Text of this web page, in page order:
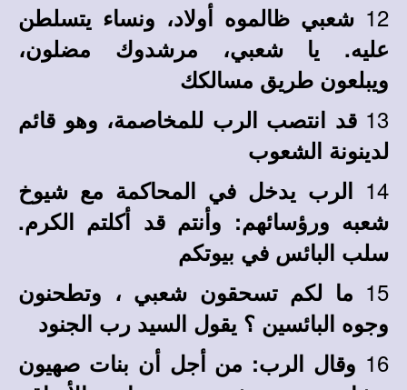
12 شعبي ظالموه أولاد، ونساء يتسلطن
عليه. يا شعبي، مرشدوك مضلون،
ويبلعون طريق مسالكك
13 قد انتصب الرب للمخاصمة، وهو قائم
لدينونة الشعوب
14 الرب يدخل في المحاكمة مع شيوخ
شعبه ورؤسائهم: وأنتم قد أكلتم الكرم.
سلب البائس في بيوتكم
15 ما لكم تسحقون شعبي ، وتطحنون
وجوه البائسين ؟ يقول السيد رب الجنود
16 وقال الرب: من أجل أن بنات صهيون